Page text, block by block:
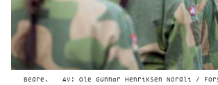
Bedre. Av: Ole Gunnar Henriksen Nordli /